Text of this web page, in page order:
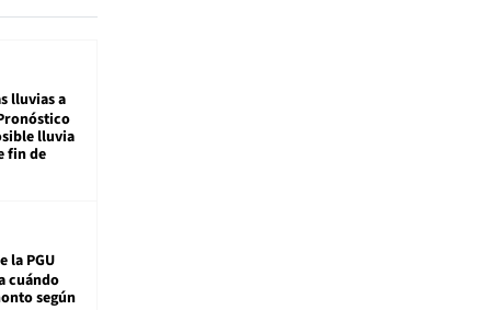
lluvias a
lluvia
fin de
la PGU
cuándo
según